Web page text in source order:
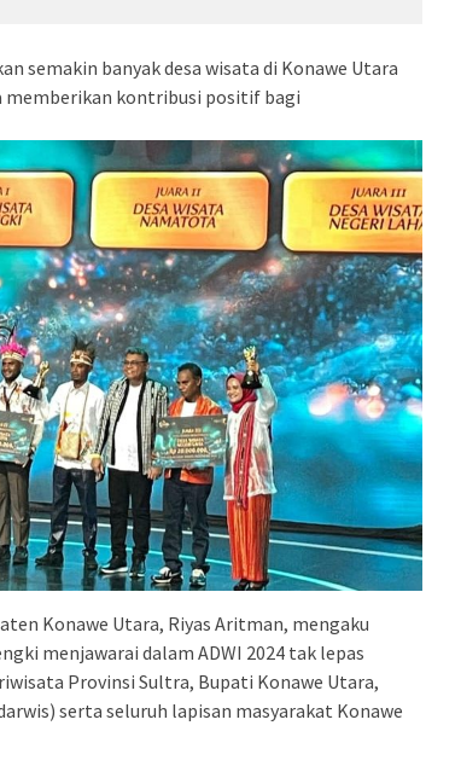
semakin banyak desa wisata di Konawe Utara
memberikan kontribusi positif bagi
Konawe Utara, Riyas Aritman, mengaku
menjawarai dalam ADWI 2024 tak lepas
Provinsi Sultra, Bupati Konawe Utara,
serta seluruh lapisan masyarakat Konawe